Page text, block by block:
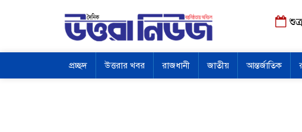
প্রচ্ছদ উত্তরার খবর রাজধানী জাতীয় আন্তর্জাতিক